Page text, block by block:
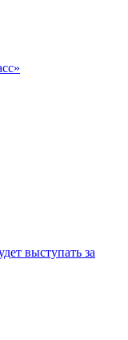
выступать за